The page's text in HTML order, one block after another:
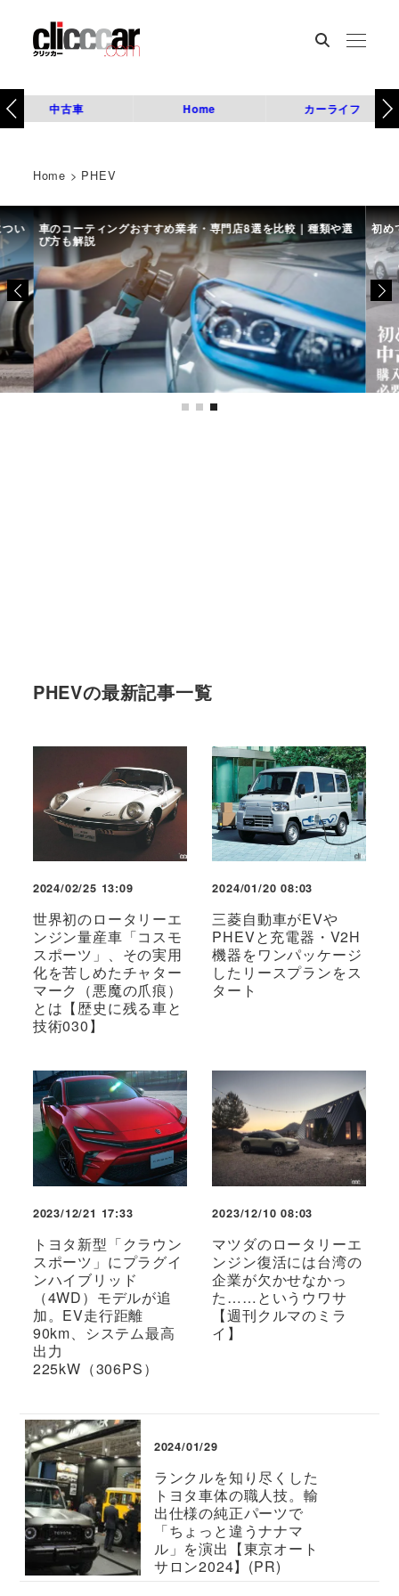
中古車 Home カーライフ
Home > PHEV
い 車のコーティングおすすめ業者・専門店8選を比較｜種類や選
び方も解説
初め
PHEVの最新記事一覧
2024/02/25 13:09
世界初のロータリーエ
ンジン量産車「コスモ
スポーツ」、その実用
化を苦しめたチャター
マーク（悪魔の爪痕）
とは【歴史に残る車と
技術030】
2024/01/20 08:03
三菱自動車がEVや
PHEVと充電器・V2H
機器をワンパッケージ
したリースプランをス
タート
2023/12/21 17:33
トヨタ新型「クラウン
スポーツ」にプラグイ
ンハイブリッド
（4WD）モデルが追
加。EV走行距離
90km、システム最高
出力
225kW（306PS）
2023/12/10 08:03
マツダのロータリーエ
ンジン復活には台湾の
企業が欠かせなかっ
た……というウワサ
【週刊クルマのミラ
イ】
2024/01/29
ランクルを知り尽くした
トヨタ車体の職人技。輸
出仕様の純正パーツで
「ちょっと違うナナマ
ル」を演出【東京オート
サロン2024】(PR)